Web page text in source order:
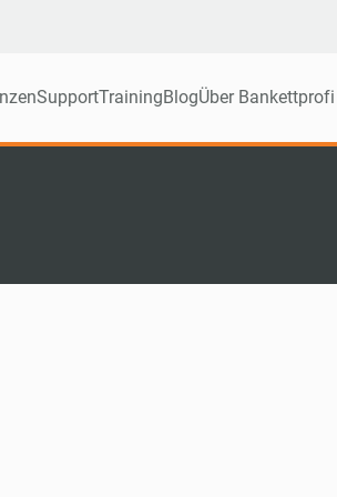
SupportTrainingBlogÜber Bankettprofi